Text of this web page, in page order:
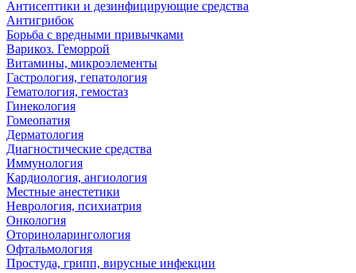
Антисептики и дезинфицирующие средства
Антигрибок
Борьба с вредными привычками
Варикоз. Геморрой
Витамины, микроэлементы
Гастрология, гепатология
Гематология, гемостаз
Гинекология
Гомеопатия
Дерматология
Диагностические средства
Иммунология
Кардиология, ангиология
Местные анестетики
Неврология, психиатрия
Онкология
Оториноларингология
Офтальмология
Простуда, грипп, вирусные инфекции